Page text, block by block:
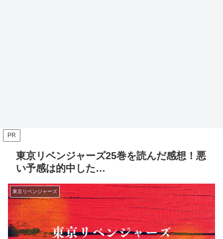
PR
東京リベンジャーズ25巻を読んだ感想！悪
い予感は的中した…
東京リベンジャーズ